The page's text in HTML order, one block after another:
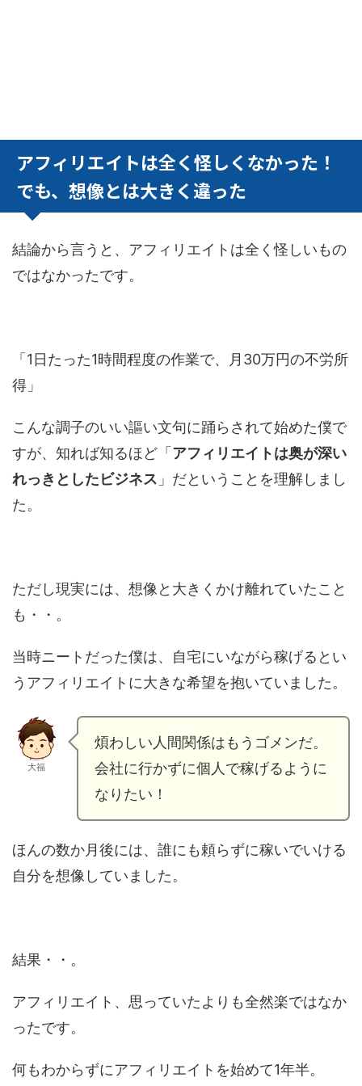
アフィリエイトは全く怪しくなかった！
でも、想像とは大きく違った
結論から言うと、アフィリエイトは全く怪しいもの
ではなかったです。
「1日たった1時間程度の作業で、月30万円の不労所
得」
こんな調子のいい謳い文句に踊らされて始めた僕で
すが、知れば知るほど「 アフィリエイトは奥が深い
れっきとしたビジネス 」だということを理解しまし
た。
ただし現実には、想像と大きくかけ離れていたこと
も・・。
当時ニートだった僕は、自宅にいながら稼げるとい
うアフィリエイトに大きな希望を抱いていました。
大福
煩わしい人間関係はもうゴメンだ。
会社に行かずに個人で稼げるように
なりたい！
ほんの数か月後には、誰にも頼らずに稼いでいける
自分を想像していました。
結果・・。
アフィリエイト、思っていたよりも全然楽ではなか
ったです。
何もわからずにアフィリエイトを始めて1年半。